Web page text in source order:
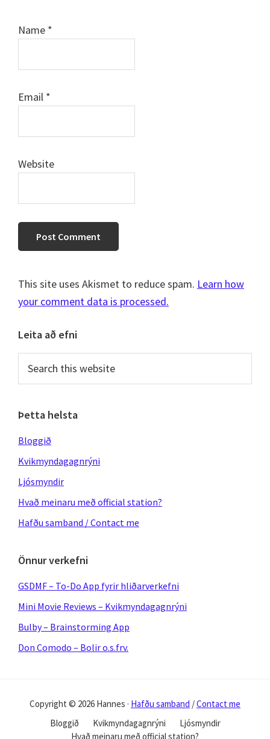
Name *
Email *
Website
This site uses Akismet to reduce spam. Learn how
your comment data is processed.
Primary
Sidebar
Leita að efni
this
Þetta helsta
Bloggið
Kvikmyndagagnrýni
Ljósmyndir
Hvað meinaru með official station?
Hafðu samband / Contact me
Önnur verkefni
GSDMF – To-Do App fyrir hliðarverkefni
Mini Movie Reviews – Kvikmyndagagnrýni
Bulby – Brainstorming App
Don Comodo – Bolir o.s.frv.
Copyright © 2026 Hannes · Hafðu samband /Contact me
Bloggið
Kvikmyndagagnrýni
Ljósmyndir
Hvað meinaru með official station?